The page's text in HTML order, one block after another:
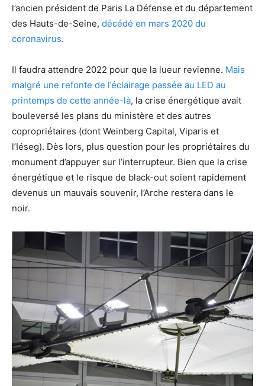
l’ancien président de Paris La Défense et du département
des Hauts-de-Seine, décédé en mars 2020 du
coronavirus.
Il faudra attendre 2022 pour que la lueur revienne. Mais
malgré une refonte de l’éclairage passée au LED au
printemps de cette année-là, la crise énergétique avait
bouleversé les plans du ministère et des autres
copropriétaires (dont Weinberg Capital, Viparis et
l’Iéseg). Dès lors, plus question pour les propriétaires du
monument d’appuyer sur l’interrupteur. Bien que la crise
énergétique et le risque de black-out soient rapidement
devenus un mauvais souvenir, l’Arche restera dans le
noir.